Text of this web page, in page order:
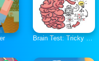
Brain Test: Tricky Puzzles